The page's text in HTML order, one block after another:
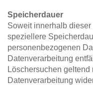
Speicherdauer
Soweit innerhalb
speziellere
personenbezogenen
Datenverarbeitung
Löschersuchen
Datenverarbeitung